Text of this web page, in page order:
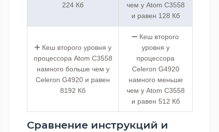
224 Кб
чем у Atom C3558
и равен 128 Кб
Кеш второго уровня у
процессора Atom C3558
намного больше чем у
Celeron G4920 и равен
8192 Кб
Кеш второго
уровня у
процессора
Celeron G4920
намного меньше
чем у Atom C3558
и равен 512 Кб
Сравнение инструкций и